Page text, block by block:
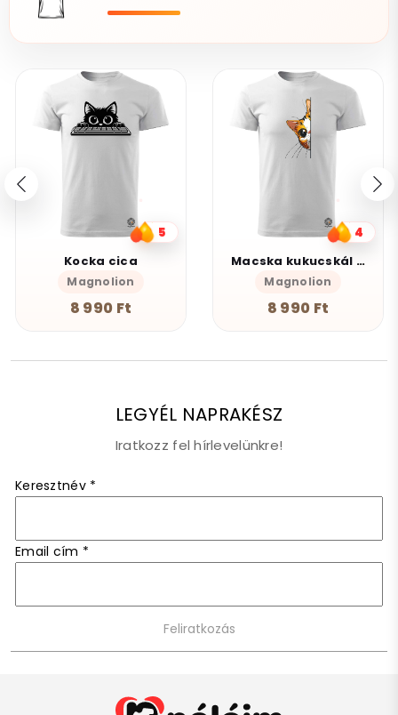
5
Kocka cica
Magnolion
8 990 Ft
4
Macska kukucskál v5
Magnolion
8 990 Ft
LEGYÉL NAPRAKÉSZ
Iratkozz fel hírlevelünkre!
Keresztnév *
Email cím *